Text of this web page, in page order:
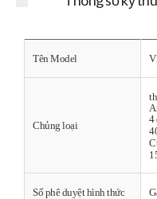
Tên Model
Chủng loại
4
Số phê duyệt hình thức